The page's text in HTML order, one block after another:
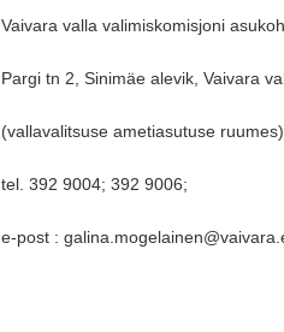
Vaivara valla valimiskomisjoni
Pargi tn 2, Sinimäe alevik, Vaivara
(vallavalitsuse ametiasutuse ruumes)
tel. 392 9004; 392 9006;
e-post :